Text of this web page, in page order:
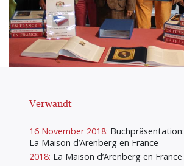
Verwandt
16 November 2018: Buchpräsentation:
La Maison d’Arenberg en France
2018: La Maison d’Arenberg en France